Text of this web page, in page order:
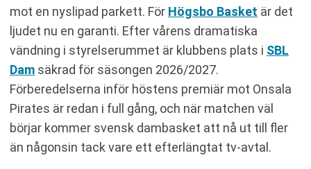
mot en nyslipad parkett. För Högsbo Basket är det
ljudet nu en garanti. Efter vårens dramatiska
vändning i styrelserummet är klubbens plats i SBL
Dam säkrad för säsongen 2026/2027.
Förberedelserna inför höstens premiär mot Onsala
Pirates är redan i full gång, och när matchen väl
börjar kommer svensk dambasket att nå ut till fler
än någonsin tack vare ett efterlängtat tv-avtal.